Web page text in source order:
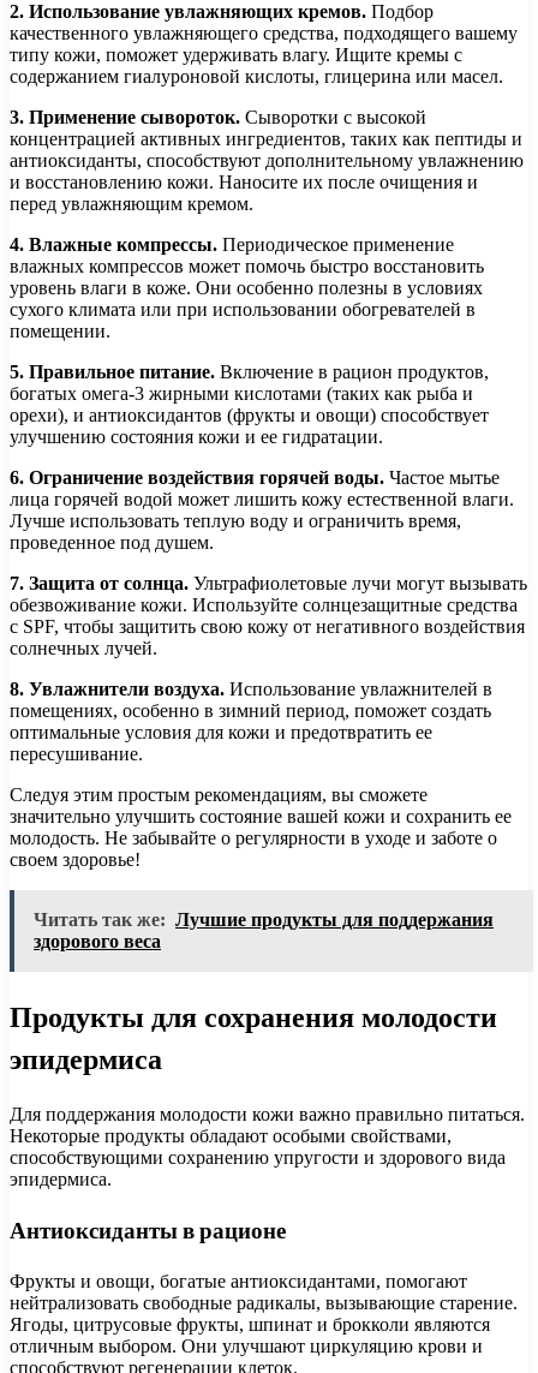
2. Использование увлажняющих кремов. Подбор
качественного увлажняющего средства, подходящего вашему
типу кожи, поможет удерживать влагу. Ищите кремы с
содержанием гиалуроновой кислоты, глицерина или масел.
3. Применение сывороток. Сыворотки с высокой
концентрацией активных ингредиентов, таких как пептиды и
антиоксиданты, способствуют дополнительному увлажнению
и восстановлению кожи. Наносите их после очищения и
перед увлажняющим кремом.
4. Влажные компрессы. Периодическое применение
влажных компрессов может помочь быстро восстановить
уровень влаги в коже. Они особенно полезны в условиях
сухого климата или при использовании обогревателей в
помещении.
5. Правильное питание. Включение в рацион продуктов,
богатых омега-3 жирными кислотами (таких как рыба и
орехи), и антиоксидантов (фрукты и овощи) способствует
улучшению состояния кожи и ее гидратации.
6. Ограничение воздействия горячей воды. Частое мытье
лица горячей водой может лишить кожу естественной влаги.
Лучше использовать теплую воду и ограничить время,
проведенное под душем.
7. Защита от солнца. Ультрафиолетовые лучи могут вызывать
обезвоживание кожи. Используйте солнцезащитные средства
с SPF, чтобы защитить свою кожу от негативного воздействия
солнечных лучей.
8. Увлажнители воздуха. Использование увлажнителей в
помещениях, особенно в зимний период, поможет создать
оптимальные условия для кожи и предотвратить ее
пересушивание.
Следуя этим простым рекомендациям, вы сможете
значительно улучшить состояние вашей кожи и сохранить ее
молодость. Не забывайте о регулярности в уходе и заботе о
своем здоровье!
Читать так же: Лучшие продукты для поддержания
здорового веса
Продукты для сохранения молодости
эпидермиса
Для поддержания молодости кожи важно правильно питаться.
Некоторые продукты обладают особыми свойствами,
способствующими сохранению упругости и здорового вида
эпидермиса.
Антиоксиданты в рационе
Фрукты и овощи, богатые антиоксидантами, помогают
нейтрализовать свободные радикалы, вызывающие старение.
Ягоды, цитрусовые фрукты, шпинат и брокколи являются
отличным выбором. Они улучшают циркуляцию крови и
способствуют регенерации клеток.